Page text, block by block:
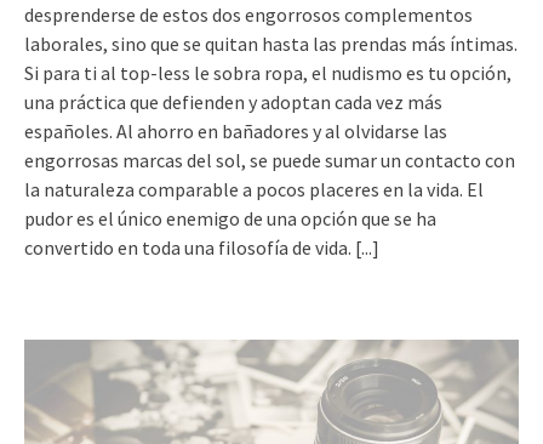
desprenderse de estos dos engorrosos complementos
laborales, sino que se quitan hasta las prendas más íntimas.
Si para ti al top-less le sobra ropa, el nudismo es tu opción,
una práctica que defienden y adoptan cada vez más
españoles. Al ahorro en bañadores y al olvidarse las
engorrosas marcas del sol, se puede sumar un contacto con
la naturaleza comparable a pocos placeres en la vida. El
pudor es el único enemigo de una opción que se ha
convertido en toda una filosofía de vida. [...]